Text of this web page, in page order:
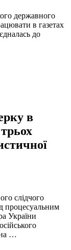
державного
в газетах
до
в
слідчого
процесуальним
України
на …